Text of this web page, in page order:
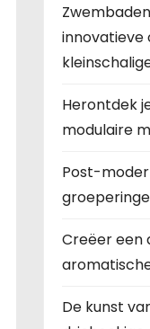
Herontdek
modulaire
Post-
Creëer een
De kunst